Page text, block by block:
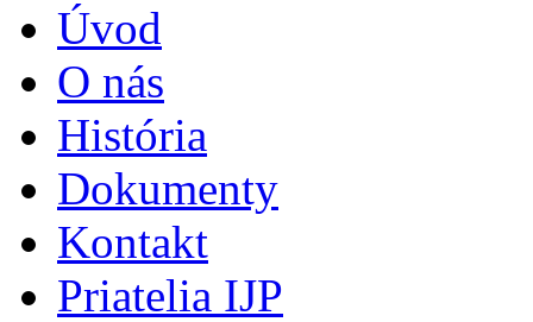
Úvod
O nás
História
Dokumenty
Kontakt
Priatelia IJP